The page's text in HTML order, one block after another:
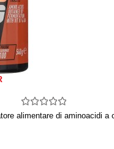
alimentare di aminoacidi a